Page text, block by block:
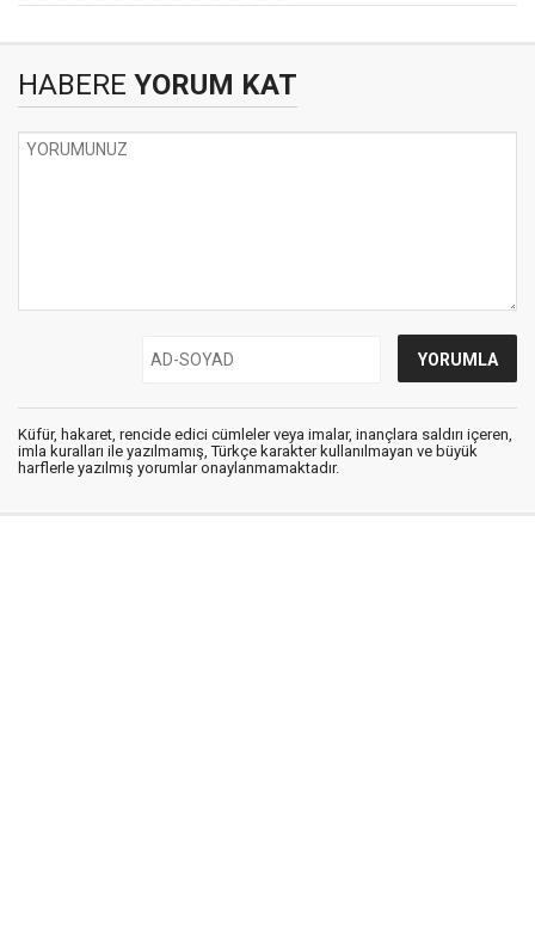
HABERE YORUM KAT
Küfür, hakaret, rencide edici cümleler veya imalar, inançlara saldırı içeren,
imla kuralları ile yazılmamış, Türkçe karakter kullanılmayan ve büyük
harflerle yazılmış yorumlar onaylanmamaktadır.